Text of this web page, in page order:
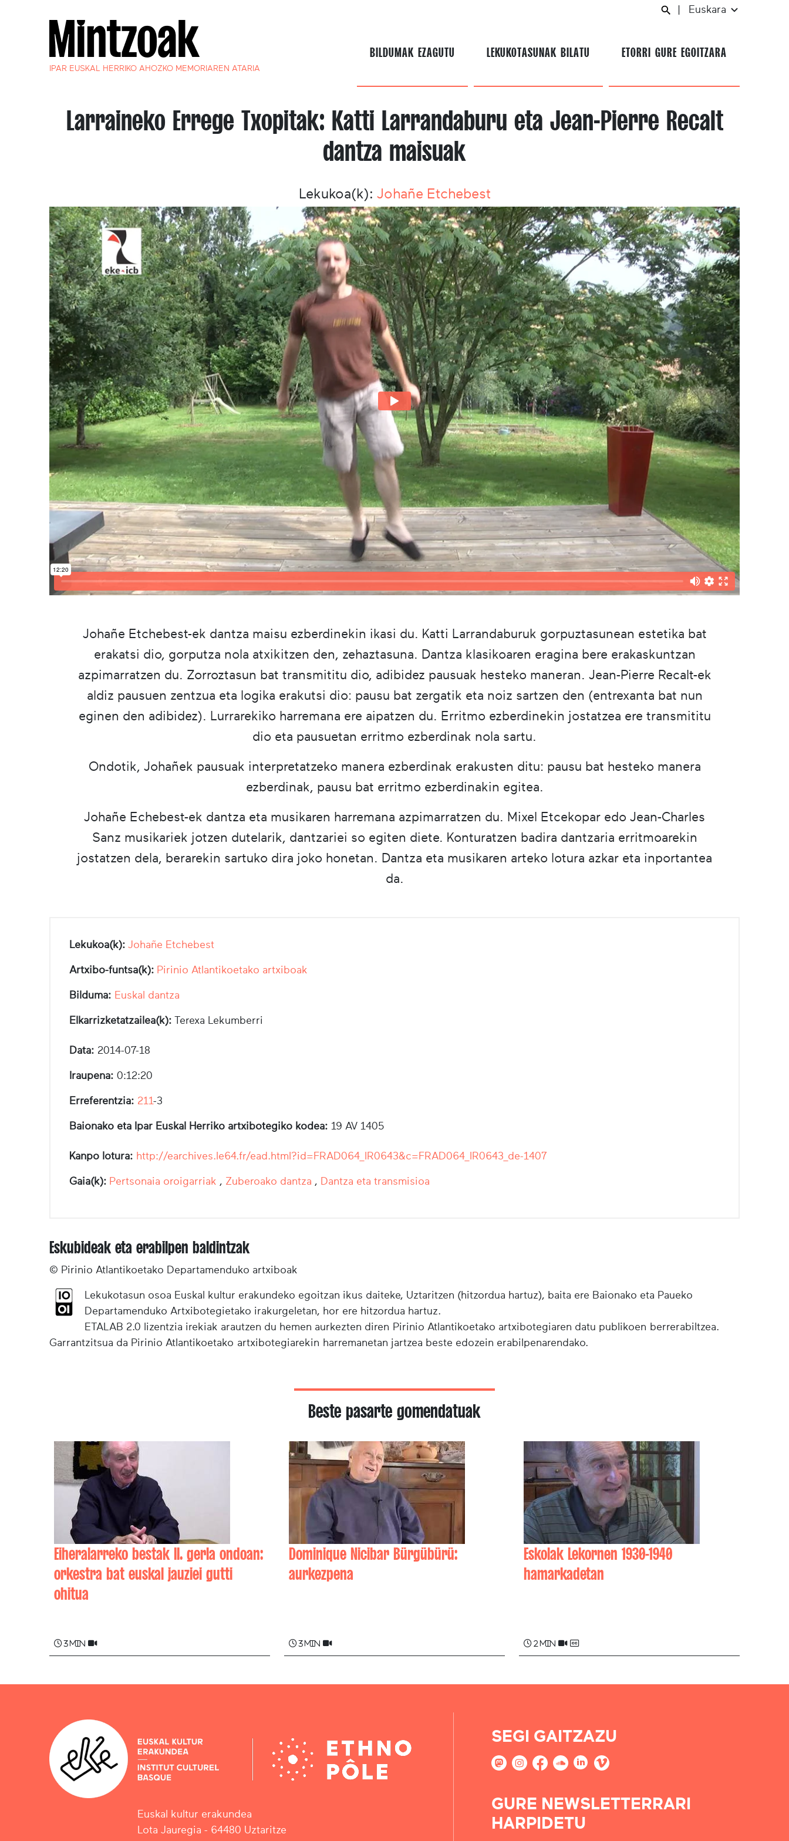
IPAR EUSKAL HERRIKO AHOZKO MEMORIAREN ATARIA
Euskara
BILDUMAK EZAGUTU LEKUKOTASUNAK BILATU ETORRI GURE EGOITZARA
Larraineko Errege Txopitak: Katti Larrandaburu eta Jean-Pierre Recalt
dantza maisuak
Lekukoa(k): Johañe Etchebest
Johañe Etchebest-ek dantza maisu ezberdinekin ikasi du. Katti Larrandaburuk gorpuztasunean estetika bat
erakatsi dio, gorputza nola atxikitzen den, zehaztasuna. Dantza klasikoaren eragina bere erakaskuntzan
azpimarratzen du. Zorroztasun bat transmititu dio, adibidez pausuak hesteko maneran. Jean-Pierre Recalt-ek
aldiz pausuen zentzua eta logika erakutsi dio: pausu bat zergatik eta noiz sartzen den (entrexanta bat nun
eginen den adibidez). Lurrarekiko harremana ere aipatzen du. Erritmo ezberdinekin jostatzea ere transmititu
dio eta pausuetan erritmo ezberdinak nola sartu.
Ondotik, Johañek pausuak interpretatzeko manera ezberdinak erakusten ditu: pausu bat hesteko manera
ezberdinak, pausu bat erritmo ezberdinakin egitea.
Johañe Echebest-ek dantza eta musikaren harremana azpimarratzen du. Mixel Etcekopar edo Jean-Charles
Sanz musikariek jotzen dutelarik, dantzariei so egiten diete. Konturatzen badira dantzaria erritmoarekin
jostatzen dela, berarekin sartuko dira joko honetan. Dantza eta musikaren arteko lotura azkar eta inportantea
da.
Lekukoa(k): Johañe Etchebest
Artxibo-funtsa(k): Pirinio Atlantikoetako artxiboak
Bilduma: Euskal dantza
Elkarrizketatzailea(k): Terexa Lekumberri
Data: 2014-07-18
Iraupena: 0:12:20
Erreferentzia: 211-3
Baionako eta Ipar Euskal Herriko artxibotegiko kodea: 19 AV 1405
Kanpo lotura: http://earchives.le64.fr/ead.html?id=FRAD064_IR0643&c=FRAD064_IR0643_de-1407
Gaia(k): Pertsonaia oroigarriak , Zuberoako dantza , Dantza eta transmisioa
Eskubideak eta erabilpen baldintzak
© Pirinio Atlantikoetako Departamenduko artxiboak
Lekukotasun osoa Euskal kultur erakundeko egoitzan ikus daiteke, Uztaritzen (hitzordua hartuz), baita ere Baionako eta Paueko
Departamenduko Artxibotegietako irakurgeletan, hor ere hitzordua hartuz.
ETALAB 2.0 lizentzia irekiak arautzen du hemen aurkezten diren Pirinio Atlantikoetako artxibotegiaren datu publikoen berrerabiltzea.
Garrantzitsua da Pirinio Atlantikoetako artxibotegiarekin harremanetan jartzea beste edozein erabilpenarendako.
Beste pasarte gomendatuak
Eiheralarreko bestak II. gerla ondoan:
orkestra bat euskal jauziei gutti
ohitua
3 min
Dominique Nicibar Bürgübürü:
aurkezpena
3 min
Eskolak Lekornen 1930-1940
hamarkadetan
2 min
Euskal kultur erakundea
Lota Jauregia - 64480 Uztaritze
SEGI GAITZAZU
GURE NEWSLETTERRARI
HARPIDETU